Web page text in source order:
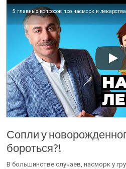
5 главных вопросов про насморк и
Сопли у
бороться?!
В большинстве случаев, насморк у